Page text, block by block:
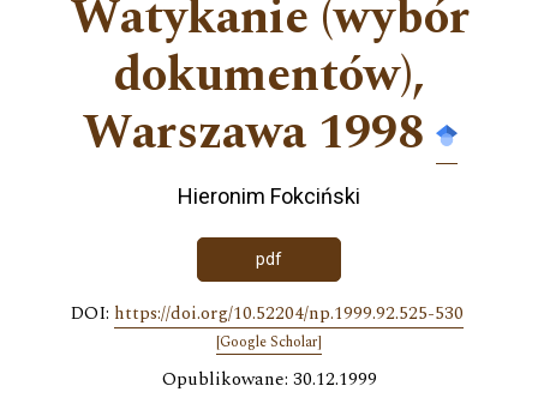
Watykanie (wybór
dokumentów),
Warszawa 1998
Hieronim Fokciński
pdf
DOI: https://doi.org/10.52204/np.1999.92.525-530
[Google Scholar]
Opublikowane: 30.12.1999